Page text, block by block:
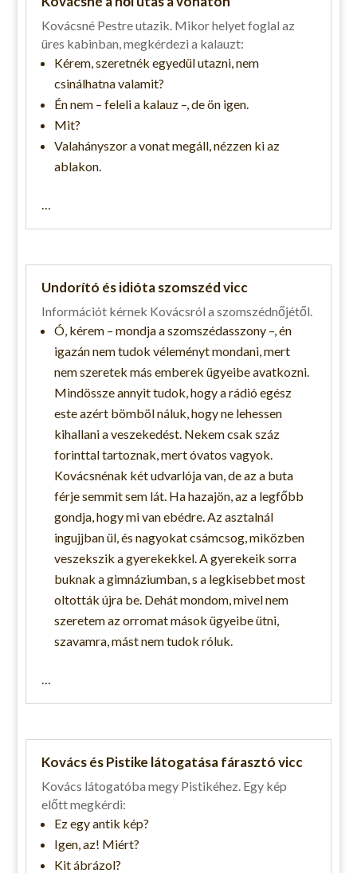
Kovácsné Pestre utazik. Mikor helyet foglal az
üres kabinban, megkérdezi a kalauzt:
Kérem, szeretnék egyedül utazni, nem
csinálhatna valamit?
Én nem – feleli a kalauz –, de ön igen.
Mit?
Valahányszor a vonat megáll, nézzen ki az
ablakon.
…
Undorító és idióta szomszéd vicc
Információt kérnek Kovácsról a szomszédnőjétől.
Ó, kérem – mondja a szomszédasszony –, én
igazán nem tudok véleményt mondani, mert
nem szeretek más emberek ügyeibe avatkozni.
Mindössze annyit tudok, hogy a rádió egész
este azért bömböl náluk, hogy ne lehessen
kihallani a veszekedést. Nekem csak száz
forinttal tartoznak, mert óvatos vagyok.
Kovácsnénak két udvarlója van, de az a buta
férje semmit sem lát. Ha hazajön, az a legfőbb
gondja, hogy mi van ebédre. Az asztalnál
ingujjban ül, és nagyokat csámcsog, miközben
veszekszik a gyerekekkel. A gyerekeik sorra
buknak a gimnáziumban, s a legkisebbet most
oltották újra be. Dehát mondom, mivel nem
szeretem az orromat mások ügyeibe ütni,
szavamra, mást nem tudok róluk.
…
Kovács és Pistike látogatása fárasztó vicc
Kovács látogatóba megy Pistikéhez. Egy kép
előtt megkérdi:
Ez egy antik kép?
Igen, az! Miért?
Kit ábrázol?